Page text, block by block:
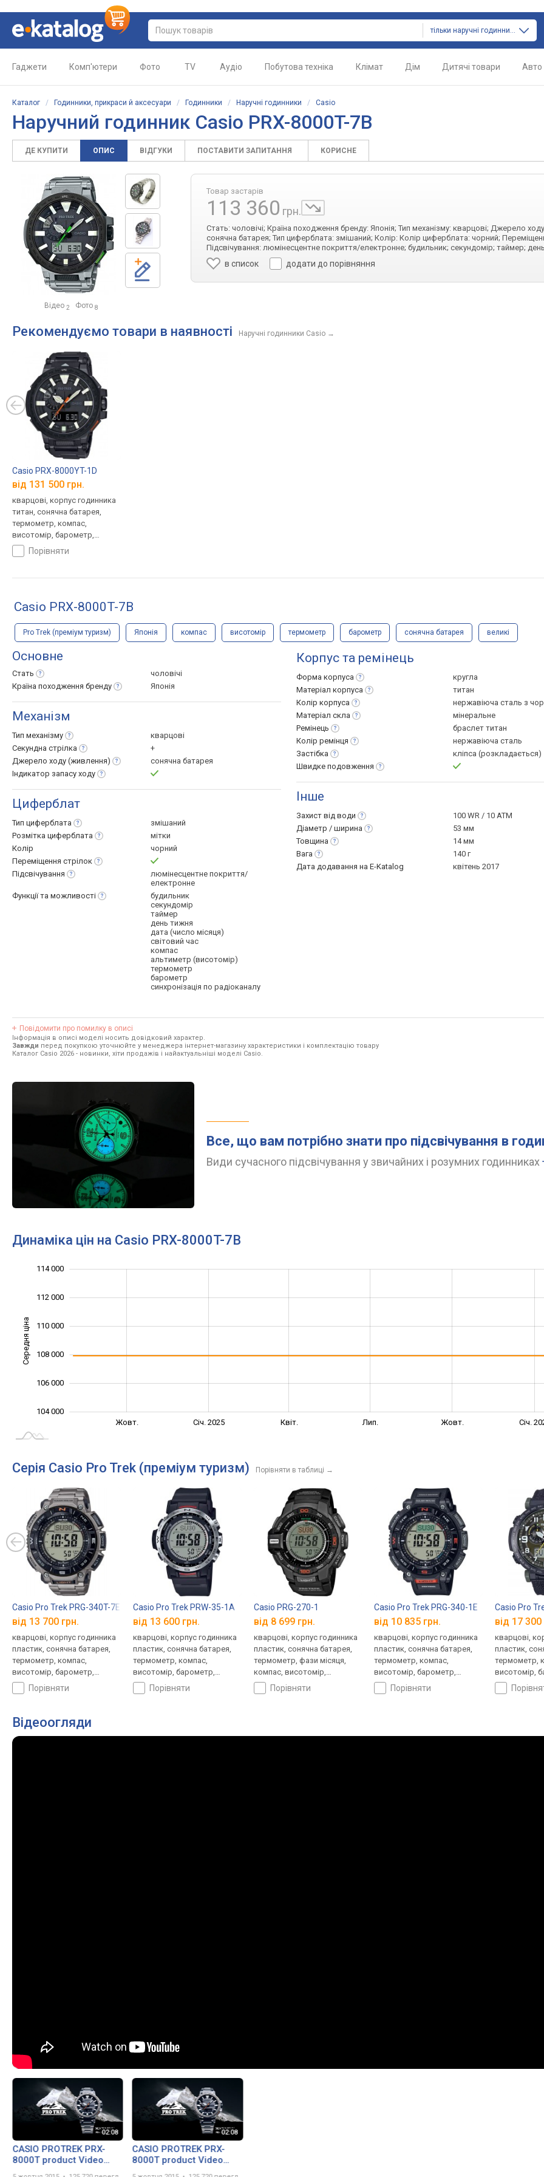
тільки наручні годинники
Гаджети Комп'ютери Фото TV Аудіо Побутова техніка Клімат Дім Дитячі товари Авто
Каталог / Годинники, прикраси й аксесуари / Годинники / Наручні годинники / Casio
Наручний годинник Casio PRX-8000T-7B
ДЕ КУПИТИ ОПИС ВІДГУКИ ПОСТАВИТИ ЗАПИТАННЯ КОРИСНЕ
Відео 2 Фото 8
Товар застарів
113 360 грн.
Стать: чоловічі; Країна походження бренду: Японія; Тип механізму: кварцові; Джерело
сонячна батарея; Тип циферблата: змішаний; Колір: Колір циферблата: чорний;
Підсвічування: люмінесцентне покриття/електронне; будильник; секундомір; таймер;
в список додати до порівняння
Рекомендуємо товари в наявності Наручні годинники Casio →
Casio PRX-8000YT-1D
від 131 500 грн.
кварцові, корпус годинника
титан, сонячна батарея,
термометр, компас,
висотомір, барометр,
світовий час, ремінець:
браслет титан, WR 100,
порівняти
Casio PRX-8000T-7B
Pro Trek (преміум туризм) Японія компас висотомір термометр барометр сонячна батарея великі
Основне
Стать
чоловічі
Країна походження бренду Японія
Механізм
Тип механізму
кварцові
Секундна стрілка
+
Джерело ходу (живлення)
сонячна батарея
Індикатор запасу ходу
Циферблат
Тип циферблата
змішаний
Розмітка циферблата
мітки
Колір
чорний
Переміщення стрілок
Підсвічування
люмінесцентне покриття/
електронне
Функції та можливості
будильник
секундомір
таймер
день тижня
дата (число місяця)
світовий час
компас
альтиметр (висотомір)
термометр
барометр
синхронізація по радіоканалу
Корпус та ремінець
Форма корпуса
кругла
Матеріал корпуса
титан
Колір корпуса
нержавіюча сталь з
Матеріал скла
мінеральне
Ремінець
браслет титан
Колір ремінця
нержавіюча сталь
Застібка
кліпса (розкладається)
Швидке подовження
Інше
Захист від води
100 WR / 10 ATM
Діаметр / ширина
53 мм
Товщина
14 мм
Вага
140 г
Дата додавання на E-Katalog
квітень 2017
Повідомити про помилку в описі
Інформація в описі моделі носить довідковий характер.
Завжди перед покупкою уточнюйте у менеджера інтернет-магазину характеристики і комплектацію товару
Каталог Casio 2026 - новинки, хіти продажів і найактуальніші моделі Casio.
Все, що вам потрібно знати про підсвічування в
Види сучасного підсвічування у звичайних і розумних годинниках
Динаміка цін на Casio PRX-8000T-7B
Середня ціна
104 000
106 000
108 000
110 000
112 000
114 000
Жовт. Січ. 2025 Квіт. Лип. Жовт. Січ.
Серія Casio Pro Trek (преміум туризм) Порівняти в таблиці →
Casio Pro Trek PRG-340T-7E
від 13 700 грн.
кварцові, корпус годинника
пластик, сонячна батарея,
термометр, компас,
висотомір, барометр,
світовий час, ремінець:
браслет титан, WR 100,
порівняти
Casio Pro Trek PRW-35-1A
від 13 600 грн.
кварцові, корпус годинника
пластик, сонячна батарея,
термометр, компас,
висотомір, барометр,
світовий час, ремінець:
браслет пластик, WR 100,
порівняти
Casio PRG-270-1
від 8 699 грн.
кварцові, корпус годинника
пластик, сонячна батарея,
термометр, фази місяця,
компас, висотомір,
барометр, світовий час,
ремінець: ремінець каучук,
порівняти
Casio Pro Trek PRG-340-1E
від 10 835 грн.
кварцові, корпус годинника
пластик, сонячна батарея,
термометр, компас,
висотомір, барометр,
світовий час, ремінець:
браслет пластик, WR 100,
порівняти
Casio Pro
від 17 300
кварцові,
пластик,
термометр,
висотомір,
світовий
ремінець
Відеоогляди
CASIO PROTREK PRX-
8000T product Video
CASIO PROTREK PRX-
8000T product Video